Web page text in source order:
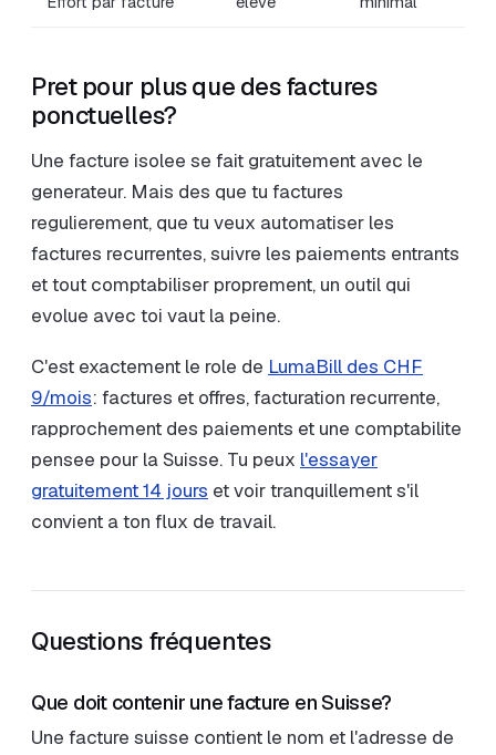
Pret pour plus que des factures
ponctuelles?
Une facture isolee se fait gratuitement avec le
generateur. Mais des que tu factures
regulierement, que tu veux automatiser les
factures recurrentes, suivre les paiements entrants
et tout comptabiliser proprement, un outil qui
evolue avec toi vaut la peine.
C'est exactement le role de LumaBill des CHF
9/mois: factures et offres, facturation recurrente,
rapprochement des paiements et une comptabilite
pensee pour la Suisse. Tu peux l'essayer
gratuitement 14 jours et voir tranquillement s'il
convient a ton flux de travail.
Questions fréquentes
Que doit contenir une facture en Suisse?
Une facture suisse contient le nom et l'adresse de